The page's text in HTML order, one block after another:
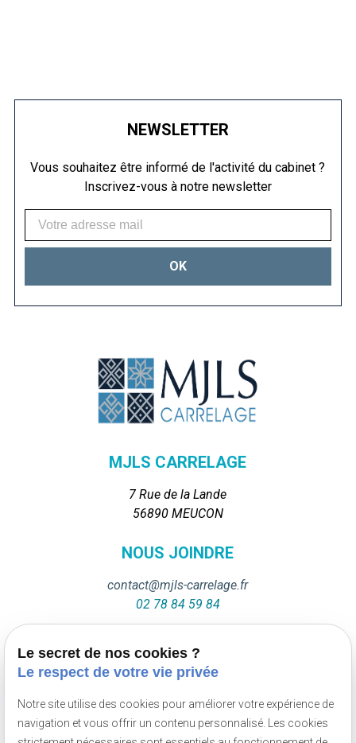
NEWSLETTER
Vous souhaitez être informé de l'activité du cabinet ?
Inscrivez-vous à notre newsletter
MJLS CARRELAGE
7 Rue de la Lande
56890 MEUCON
NOUS JOINDRE
contact@mjls-carrelage.fr
02 78 84 59 84
NOUS JOINDRE
Du lundi au samedi
Le secret de nos cookies ?
Le respect de votre vie privée
Notre site utilise des cookies pour améliorer votre expérience de
navigation et vous offrir un contenu personnalisé. Les cookies